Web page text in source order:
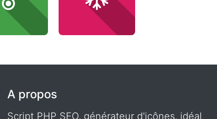
A propos
Script PHP SEO, générateur d'icônes, idéal